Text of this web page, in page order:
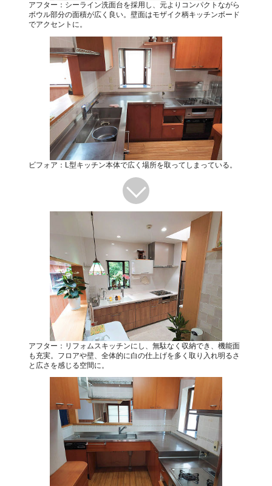
アフター：シーライン洗面台を採用し、元よりコンパクトながら
ボウル部分の面積が広く良い。壁面はモザイク柄キッチンボード
でアクセントに。
ビフォア：L型キッチン本体で広く場所を取ってしまっている。
アフター：リフォムスキッチンにし、無駄なく収納でき、機能面
も充実。フロアや壁、全体的に白の仕上げを多く取り入れ明るさ
と広さを感じる空間に。